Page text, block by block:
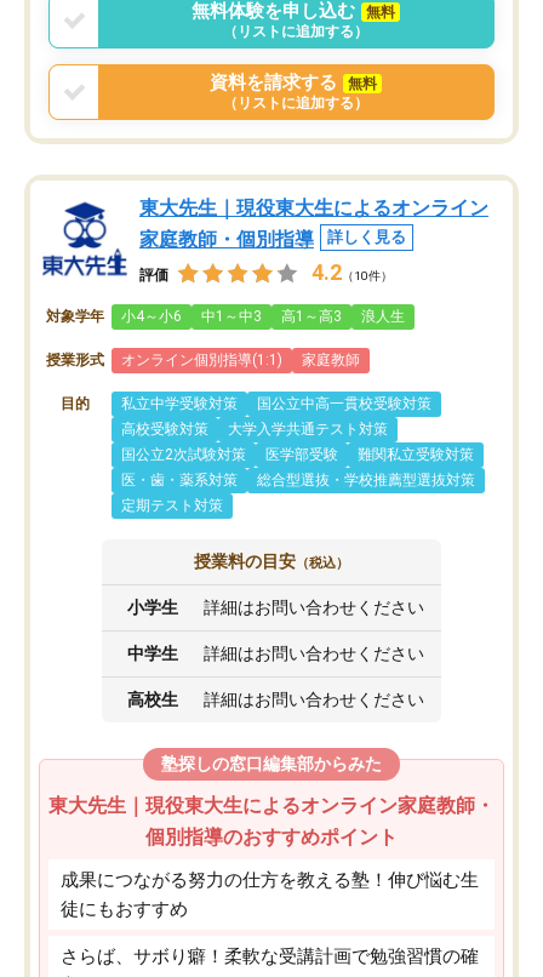
無料体験を申し込む
無料
（リストに追加する）
資料を請求する
無料
（リストに追加する）
東大先生｜現役東大生によるオンライン
家庭教師・個別指導
詳しく見る
評価 4.2 （10件）
対象学年 小4～小6 中1～中3 高1～高3 浪人生
授業形式 オンライン個別指導(1:1) 家庭教師
目的 私立中学受験対策
国公立中高一貫校受験対策
高校受験対策
大学入学共通テスト対策
国公立2次試験対策
医学部受験
難関私立受験対策
医・歯・薬系対策
総合型選抜・学校推薦型選抜対策
定期テスト対策
授業料の目安 （税込）
小学生 詳細はお問い合わせください
中学生 詳細はお問い合わせください
高校生 詳細はお問い合わせください
塾探しの窓口編集部からみた
東大先生｜現役東大生によるオンライン家庭教師・
個別指導のおすすめポイント
成果につながる努力の仕方を教える塾！伸び悩む生
徒にもおすすめ
さらば、サボり癖！柔軟な受講計画で勉強習慣の確